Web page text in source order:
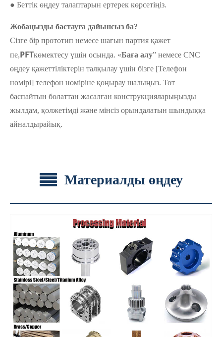
● Беттік өңдеу талаптарын ертерек көрсетіңіз.
Жобаңызды бастауға дайынсыз ба?
Сізге бір прототип немесе шағын партия қажет
пе,PFTкөмектесу үшін осында. «Баға алу” немесе CNC
өңдеу қажеттіліктерін талқылау үшін бізге [Телефон
нөмірі] телефон нөміріне қоңырау шалыңыз. Тот
баспайтын болаттан жасалған конструкцияларыңызды
жылдам, қолжетімді және мінсіз орындалатын шындыққа
айналдырайық.
Материалды өңдеу